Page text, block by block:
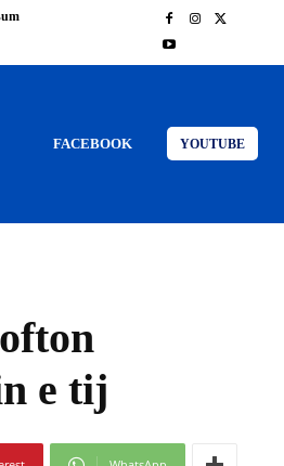
FACEBOOK YOUTUBE
e tij